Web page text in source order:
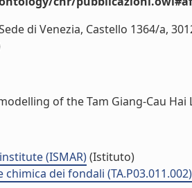
di Venezia, Castello 1364/a,
of the Tam Giang-Cau
(ISMAR)(Istituto)
dei fondali (TA.P03.011.002)